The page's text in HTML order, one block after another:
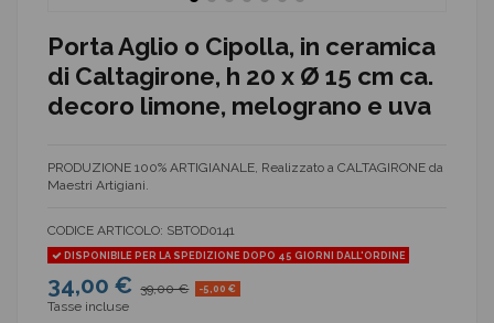
Porta Aglio o Cipolla, in ceramica
di Caltagirone, h 20 x Ø 15 cm ca.
decoro limone, melograno e uva
PRODUZIONE 100% ARTIGIANALE, Realizzato a CALTAGIRONE da
Maestri Artigiani.
CODICE ARTICOLO: SBTOD0141
DISPONIBILE PER LA SPEDIZIONE DOPO 45 GIORNI DALL'ORDINE
34,00 € 39,00 € -5,00 €
Tasse incluse